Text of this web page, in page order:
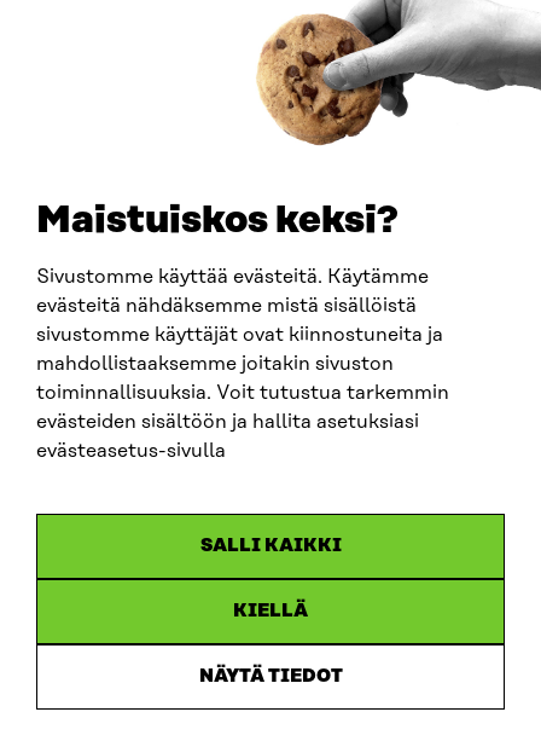
Maistuiskos keksi?
Sivustomme käyttää evästeitä. Käytämme
evästeitä nähdäksemme mistä sisällöistä
sivustomme käyttäjät ovat kiinnostuneita ja
mahdollistaaksemme joitakin sivuston
toiminnallisuuksia. Voit tutustua tarkemmin
evästeiden sisältöön ja hallita asetuksiasi
evästeasetus-sivulla
SALLI KAIKKI
KIELLÄ
NÄYTÄ TIEDOT
SITRA SOSIAALISESSA MEDIASSA
LinkedIn
Instagram
YouTube
Saavutettavuusseloste
Asiakirjajulkisuus